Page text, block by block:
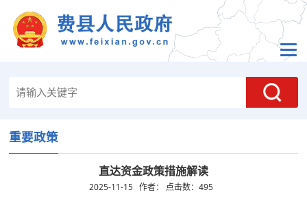
重要政策
直达资金政策措施解读
2025-11-15 作者： 点击数：495